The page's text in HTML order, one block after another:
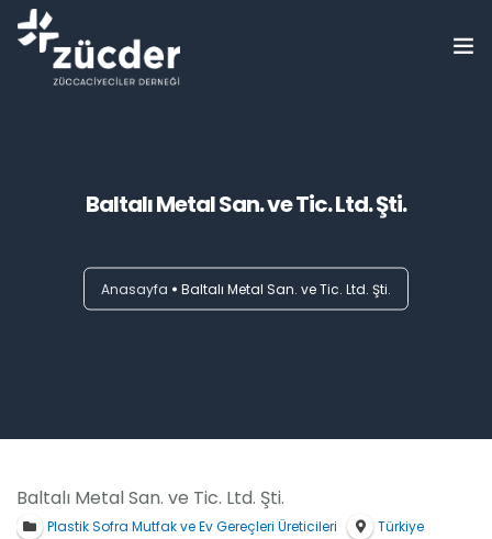
Baltalı Metal San. ve Tic. Ltd. Şti.
Anasayfa Baltalı Metal San. ve Tic. Ltd. Şti.
Baltalı Metal San. ve Tic. Ltd. Şti.
Plastik Sofra Mutfak ve Ev Gereçleri Üreticileri Türkiye